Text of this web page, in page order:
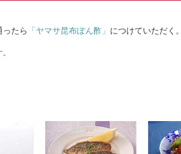
たら 「ヤマサ昆布ぽん酢」 につけていただく。